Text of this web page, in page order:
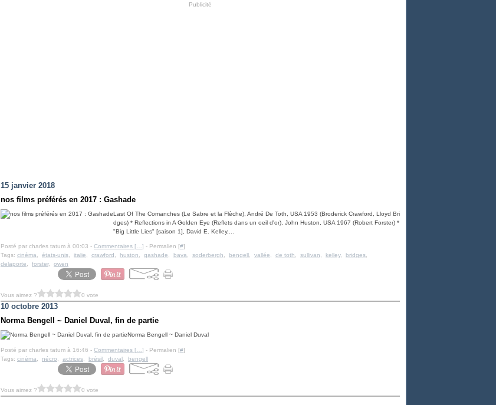
Publicité
15 janvier 2018
nos films préférés en 2017 : Gashade
Last Of The Comanches (Le Sabre et la Flèche), André De Toth, USA 1953 (Broderick Crawford, Lloyd Bri
dges) * Reflections in A Golden Eye (Reflets dans un oeil d'or), John Huston, USA 1967 (Robert Forster) *
"Big Little Lies" [saison 1], David E. Kelley,...
Posté par charles tatum à 00:03 - Commentaires [ ] - Permalien [#]
Tags: cinéma états-unis italie crawford huston gashade bava soderbergh bengell vallée de toth sullivan kelley, bridges
delaporte
forster, owen
Vous aimez ? 0 vote
10 octobre 2013
Norma Bengell ~ Daniel Duval, fin de partie
Norma Bengell ~ Daniel Duval
Posté par charles tatum à 16:46 - Commentaires [ ] - Permalien [#]
Tags: cinéma nécro actrices brésil duval bengell
Vous aimez ? 0 vote